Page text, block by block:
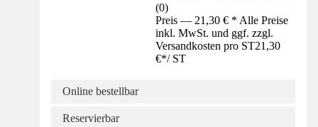
(0)
Preis — 21,30 € * Alle Preise
inkl. MwSt. und ggf. zzgl.
Versandkosten pro ST21,30
€*/ ST
Online bestellbar
Reservierbar